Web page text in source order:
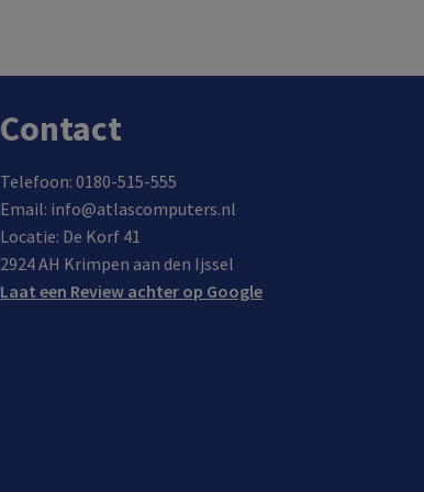
Contact
Telefoon: 0180-515-555
Email: info@atlascomputers.nl
Locatie: De Korf 41
2924 AH Krimpen aan den Ijssel
Laat een Review achter op Google